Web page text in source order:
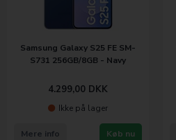
Samsung Galaxy S25 FE SM-
S731 256GB/8GB - Navy
4.299,00 DKK
Ikke på lager
Køb nu
Mere info